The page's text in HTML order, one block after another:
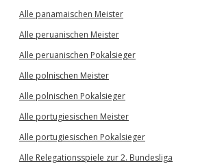
Alle panamaischen Meister
Alle peruanischen Meister
Alle peruanischen Pokalsieger
Alle polnischen Meister
Alle polnischen Pokalsieger
Alle portugiesischen Meister
Alle portugiesischen Pokalsieger
Alle Relegationsspiele zur 2. Bundesliga